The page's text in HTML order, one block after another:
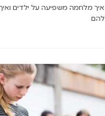
איך מלחמה משפיעה על ילדים
להם